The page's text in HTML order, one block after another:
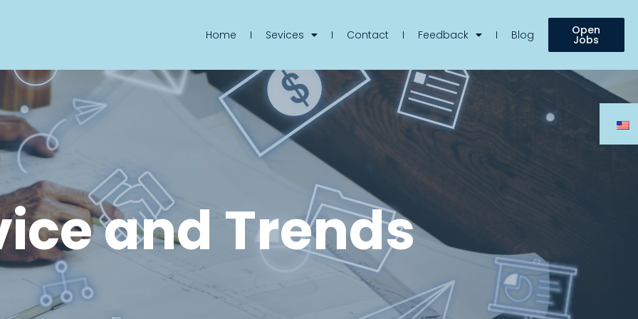
Home Sevices Contact Feedback Blog Open
Jobs
and Trends